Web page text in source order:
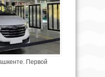
Первой